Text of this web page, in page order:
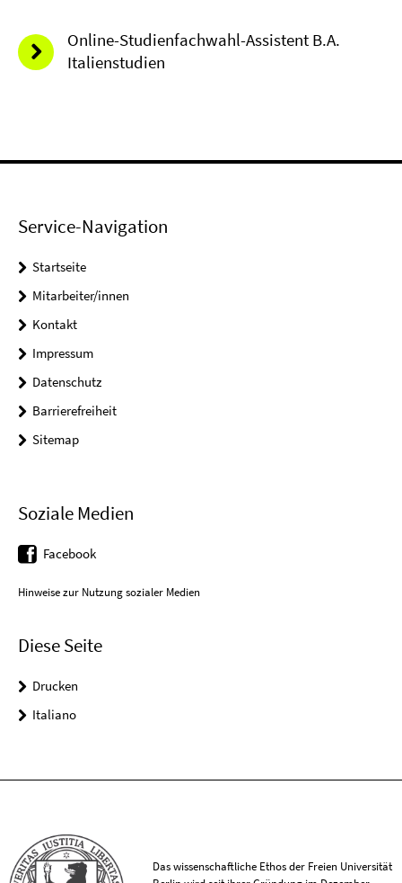
Online-Studienfachwahl-Assistent B.A.
Italienstudien
Service-Navigation
Startseite
Mitarbeiter/innen
Kontakt
Impressum
Datenschutz
Barrierefreiheit
Sitemap
Soziale Medien
Facebook
Hinweise zur Nutzung sozialer Medien
Diese Seite
Drucken
Italiano
Das wissenschaftliche Ethos der Freien Universität